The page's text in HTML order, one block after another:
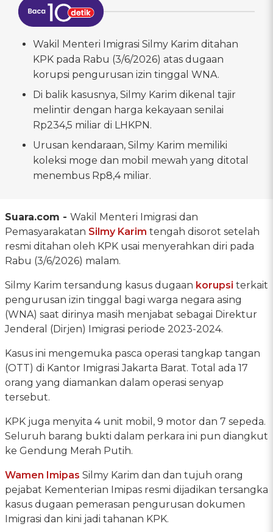
Wakil Menteri Imigrasi Silmy Karim ditahan
KPK pada Rabu (3/6/2026) atas dugaan
korupsi pengurusan izin tinggal WNA.
Di balik kasusnya, Silmy Karim dikenal tajir
melintir dengan harga kekayaan senilai
Rp234,5 miliar di LHKPN.
Urusan kendaraan, Silmy Karim memiliki
koleksi moge dan mobil mewah yang ditotal
menembus Rp8,4 miliar.
Suara.com - Wakil Menteri Imigrasi dan
Pemasyarakatan Silmy Karim tengah disorot setelah
resmi ditahan oleh KPK usai menyerahkan diri pada
Rabu (3/6/2026) malam.
Silmy Karim tersandung kasus dugaan korupsi terkait
pengurusan izin tinggal bagi warga negara asing
(WNA) saat dirinya masih menjabat sebagai Direktur
Jenderal (Dirjen) Imigrasi periode 2023-2024.
Kasus ini mengemuka pasca operasi tangkap tangan
(OTT) di Kantor Imigrasi Jakarta Barat. Total ada 17
orang yang diamankan dalam operasi senyap
tersebut.
KPK juga menyita 4 unit mobil, 9 motor dan 7 sepeda.
Seluruh barang bukti dalam perkara ini pun diangkut
ke Gendung Merah Putih.
Wamen Imipas Silmy Karim dan dan tujuh orang
pejabat Kementerian Imipas resmi dijadikan tersangka
kasus dugaan pemerasan pengurusan dokumen
Imigrasi dan kini jadi tahanan KPK.